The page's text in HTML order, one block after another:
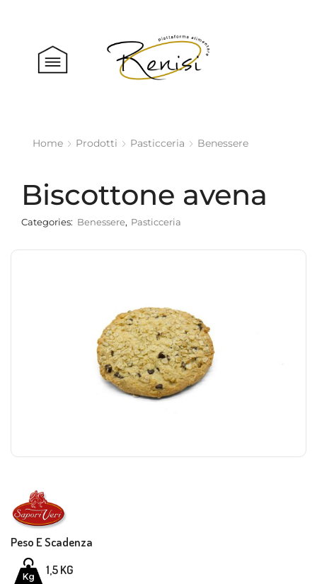
Home Prodotti Pasticceria Benessere
Biscottone avena
Categories: Benessere, Pasticceria
Peso E Scadenza
1,5 KG